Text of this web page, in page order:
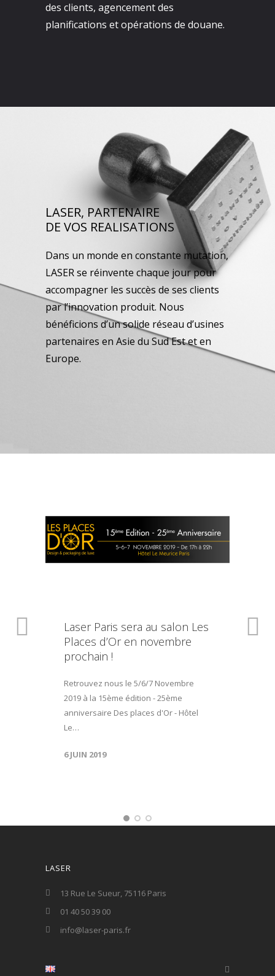
des clients, agencement des
planifications et opérations de douane.
LASER, PARTENAIRE
DE VOS REALISATIONS
Dans un monde en constante mutation,
LASER se réinvente chaque jour pour
accompagner les succès de ses clients
par l’innovation produit. Nous
bénéficions d’un solide réseau d’usines
partenaires en Asie du Sud Est et en
Europe.
Laser Paris sera au salon Les
Places d’Or en novembre
prochain !
Retrouvez nous le 5/6/7 Novembre
2019 à la 15ème édition - 25ème
anniversaire Des places d'Or - Hôtel
Le…
6 JUIN 2019
LASER
13 Rue Le Sueur, 75116 Paris
01 40 50 39 00
info@laser-paris.fr